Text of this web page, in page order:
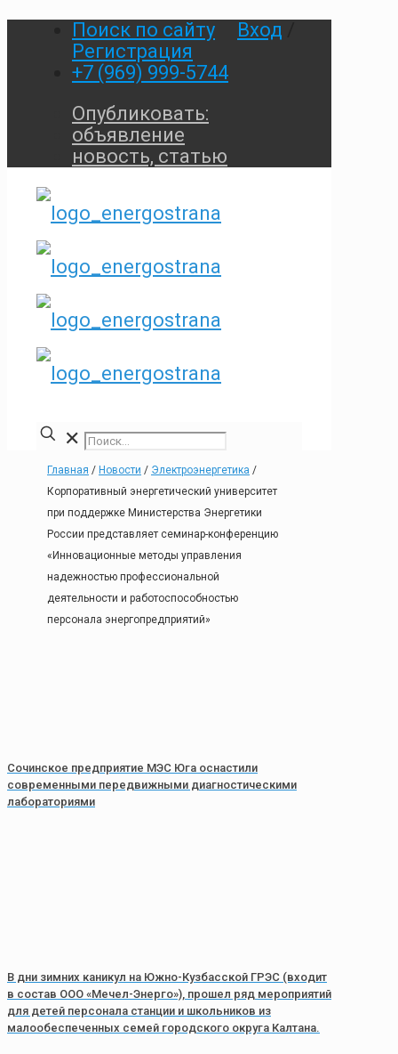
Поиск по сайту Вход
Регистрация
+7 (969) 999-5744
Опубликовать:
объявление
новость, статью
✕
Главная / Новости / Электроэнергетика /
Корпоративный энергетический университет
при поддержке Министерства Энергетики
России представляет семинар-конференцию
«Инновационные методы управления
надежностью профессиональной
деятельности и работоспособностью
персонала энергопредприятий»
Сочинское предприятие МЭС Юга оснастили
современными передвижными диагностическими
лабораториями
В дни зимних каникул на Южно-Кузбасской ГРЭС (входит
в состав ООО «Мечел-Энерго»), прошел ряд мероприятий
для детей персонала станции и школьников из
малообеспеченных семей городского округа Калтана.